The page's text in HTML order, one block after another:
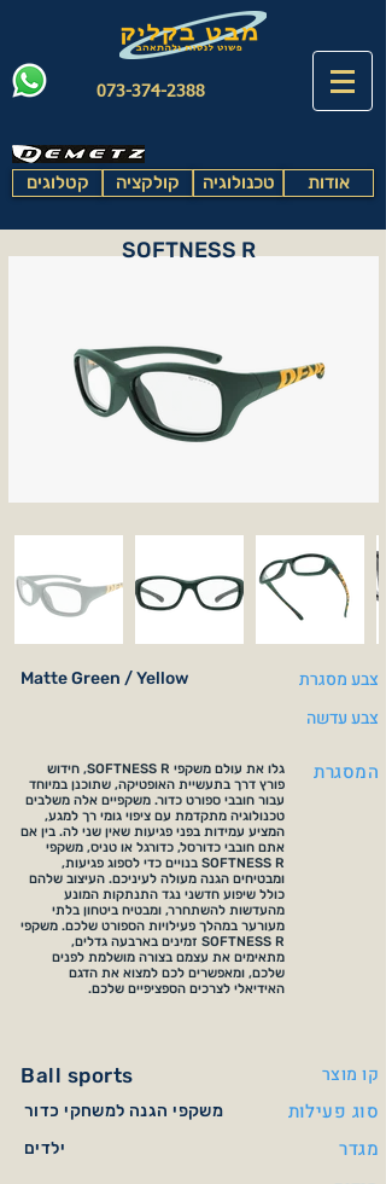
073-374-2388
קטלוגים קולקציה טכנולוגיה אודות
SOFTNESS R
Matte Green / Yellow
צבע מסגרת
צבע עדשה
גלו את עולם משקפי SOFTNESS R, חידוש
פורץ דרך בתעשיית האופטיקה, שתוכנן במיוחד
עבור חובבי ספורט כדור. משקפיים אלה משלבים
טכנולוגיה מתקדמת עם ציפוי גומי רך למגע,
המציע עמידות בפני פגיעות שאין שני לה. בין אם
אתם חובבי כדורסל, כדורגל או טניס, משקפי
SOFTNESS R בנויים כדי לספוג פגיעות,
ומבטיחים הגנה מעולה לעיניכם. העיצוב שלהם
כולל שיפוע חדשני נגד התנתקות המונע
מהעדשות להשתחרר, ומבטיח ביטחון בלתי
מעורער במהלך פעילויות הספורט שלכם. משקפי
SOFTNESS R זמינים בארבעה גדלים,
מתאימים את עצמם בצורה מושלמת לפנים
שלכם, ומאפשרים לכם למצוא את הדגם
האידיאלי לצרכים הספציפיים שלכם.
המסגרת
Ball sports קו מוצר
משקפי הגנה למשחקי כדור סוג פעילות
ילדים
מגדר